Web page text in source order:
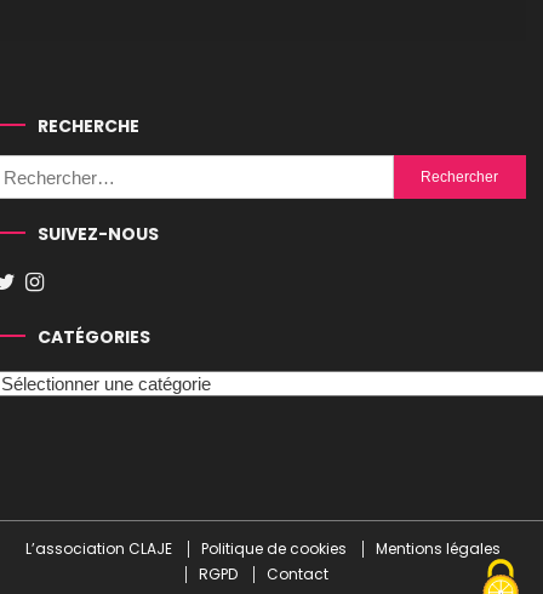
RECHERCHE
Rechercher :
SUIVEZ-NOUS
CATÉGORIES
L’association CLAJE Politique de cookies
Mentions légales
RGPD
Contact